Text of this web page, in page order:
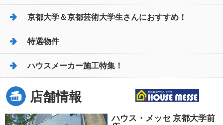
京都大学＆京都芸術大学生さんにおすすめ！
特選物件
ハウスメーカー施工特集！
店舗情報
ハウス・メッセ 京都大学前